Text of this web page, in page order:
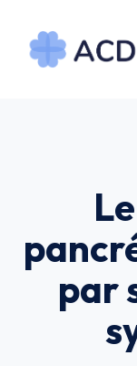
contenu
par